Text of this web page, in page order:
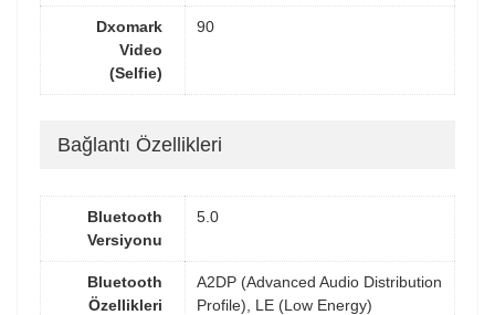
Dxomark
Video
(Selfie)
90
Bağlantı Özellikleri
Bluetooth
Versiyonu
5.0
Bluetooth
Özellikleri
A2DP (Advanced Audio Distribution
Profile), LE (Low Energy)